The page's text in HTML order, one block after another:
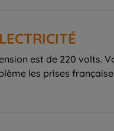
est de 220 volts.
les prises